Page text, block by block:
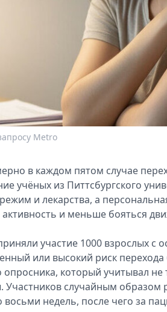
Metro
в каждом пятом случае
учёных из Питтсбургского
и лекарства, а
активность и меньше бояться
участие 1000 взрослых
или высокий риск
который учитывал
Участников случайным
недель, после чего за